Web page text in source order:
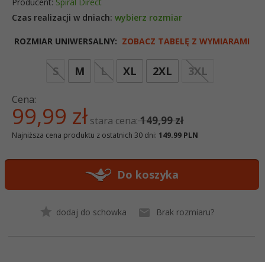
Czas realizacji w dniach: wybierz rozmiar
ROZMIAR UNIWERSALNY: ZOBACZ TABELĘ Z WYMIARAMI
S M L XL 2XL 3XL
Cena:
99,99 zł stara cena:149,99 zł
Najniższa cena produktu z ostatnich 30 dni: 149.99 PLN
Do koszyka
dodaj do schowka Brak rozmiaru?